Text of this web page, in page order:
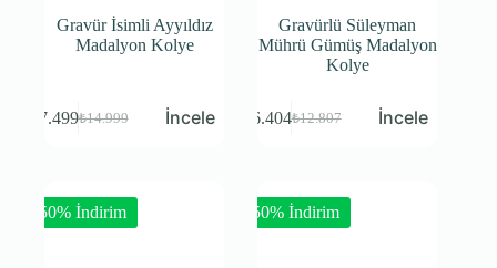
Gravür İsimli Ayyıldız
Madalyon Kolye
₺14.999
7.499
Gravürlü Süleyman
Mührü Gümüş Madalyon
Kolye
₺12.807
6.404
-50% İndirim -50% İndirim